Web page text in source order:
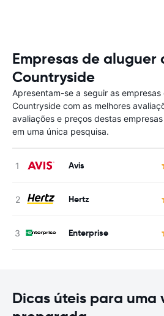
Empresas de aluguer
Countryside
Apresentam-se a seguir as
Countryside com as melhores
avaliações e preços destas
em uma única pesquisa.
Avis
Hertz
Enterprise
Dicas úteis para uma